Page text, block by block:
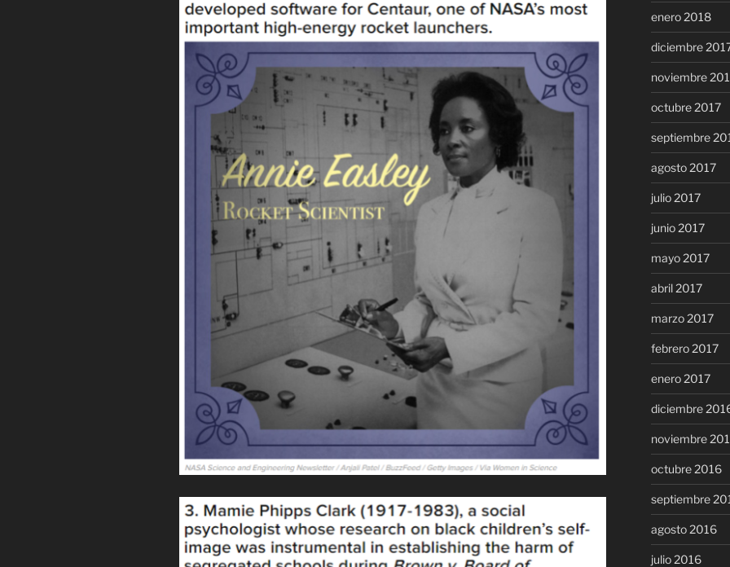
enero 2018
diciembre
noviembre
octubre 2017
septiembre
agosto 2017
julio 2017
junio 2017
mayo 2017
abril 2017
marzo 2017
febrero 2017
enero 2017
diciembre
noviembre
octubre 2016
septiembre
agosto 2016
julio 2016